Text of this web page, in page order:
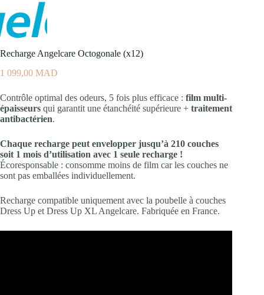
Recharge Angelcare Octogonale (x12)
1 099,00 MAD
Contrôle optimal des odeurs, 5 fois plus efficace : film multi-
épaisseurs qui garantit une étanchéité supérieure + traitement
antibactérien.
Chaque recharge peut envelopper jusqu’à 210 couches
soit 1 mois d’utilisation avec 1 seule recharge !
Écoresponsable : consomme moins de film car les couches ne
sont pas emballées individuellement.
Recharge compatible uniquement avec la poubelle à couches
Dress Up et Dress Up XL Angelcare. Fabriquée en France.